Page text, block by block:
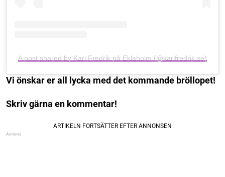
A post shared by Karl Fredrik på Eklaholm (@karlfredrik.se)
Vi önskar er all lycka med det kommande bröllopet!
Skriv gärna en kommentar!